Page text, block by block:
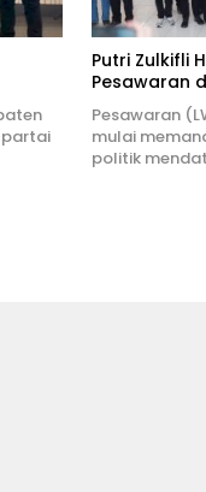
partai
Putri Zulkifli
Pesawaran
Pesawaran
mulai
politik